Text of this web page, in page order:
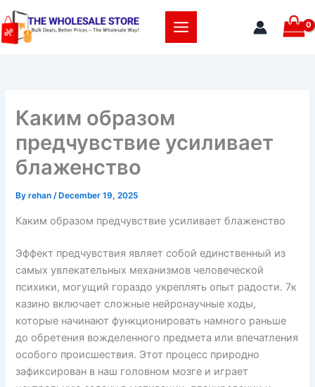
Skip
to
content
Каким образом
предчувствие усиливает
блаженство
Byrehan/ December 19, 2025
Каким образом предчувствие усиливает блаженство
Эффект предчувствия являет собой единственный из
самых увлекательных механизмов человеческой
психики, могущий гораздо укреплять опыт радости. 7к
казино включает сложные нейронаучные ходы,
которые начинают функционировать намного раньше
до обретения вожделенного предмета или впечатления
особого происшествия. Этот процесс природно
зафиксирован в наш головном мозге и играет